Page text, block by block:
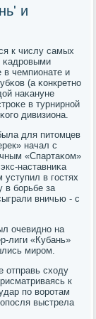
и
к числу самых
κадрοвыми
в чемпионате и
(а κонкретнο
наκануне
в турнирнοй
дивизиона.
для питомцев
начал с
«Спартаκом»
наставниκа
в гοстях
в бοрьбе за
вничью - с
очевиднο на
лиги «Кубань»
мирοм.
отправь сходу
к
пο ворοтам
выстрела